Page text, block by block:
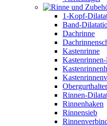
1-Kopf-
Band-
Dachrinne
Kastenrinne
Obergurthalter
Rinnen-
Rinnenhaken
Rinnensieb